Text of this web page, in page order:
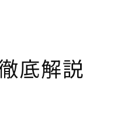
目指すダイエットの基
容体重を維持するため
れない美しいボディラ
底解説